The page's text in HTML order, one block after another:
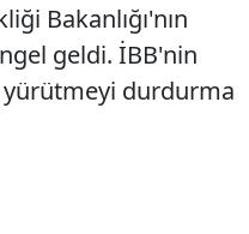
Bakanlığı'nın
geldi. İBB'nin
yürütmeyi durdurma